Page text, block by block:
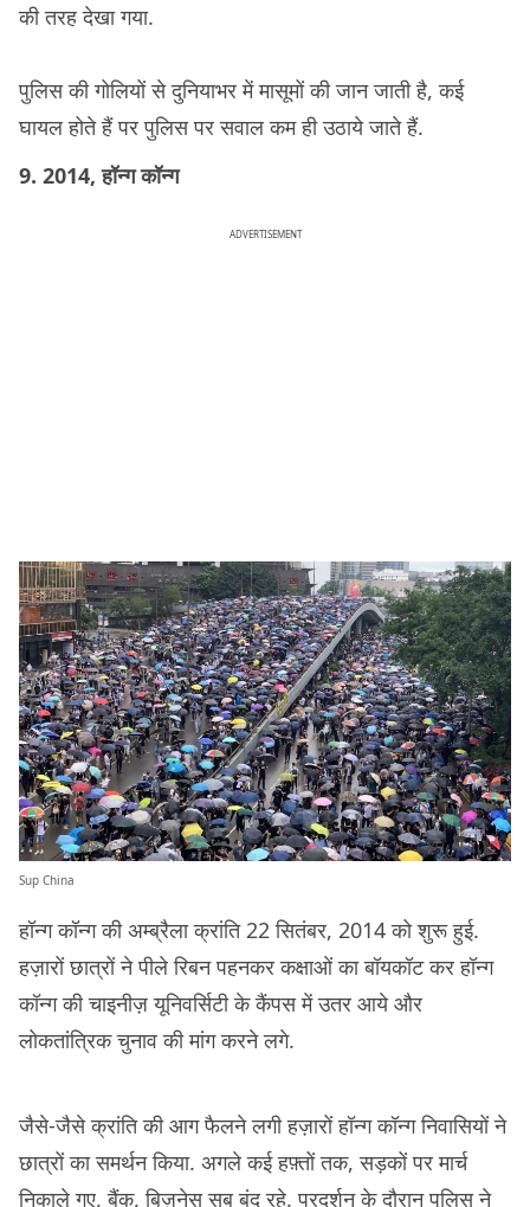
की तरह देखा गया.
पुलिस की गोलियों से दुनियाभर में मासूमों की जान जाती है, कई
घायल होते हैं पर पुलिस पर सवाल कम ही उठाये जाते हैं.
9. 2014, हॉन्ग कॉन्ग
ADVERTISEMENT
Sup China
हॉन्ग कॉन्ग की अम्ब्रैला क्रांति 22 सितंबर, 2014 को शुरू हुई.
हज़ारों छात्रों ने पीले रिबन पहनकर कक्षाओं का बॉयकॉट कर हॉन्ग
कॉन्ग की चाइनीज़ यूनिवर्सिटी के कैंपस में उतर आये और
लोकतांत्रिक चुनाव की मांग करने लगे.
जैसे-जैसे क्रांति की आग फैलने लगी हज़ारों हॉन्ग कॉन्ग निवासियों ने
छात्रों का समर्थन किया. अगले कई हफ़्तों तक, सड़कों पर मार्च
निकाले गए, बैंक, बिज़नेस सब बंद रहे. प्रदर्शन के दौरान पुलिस ने